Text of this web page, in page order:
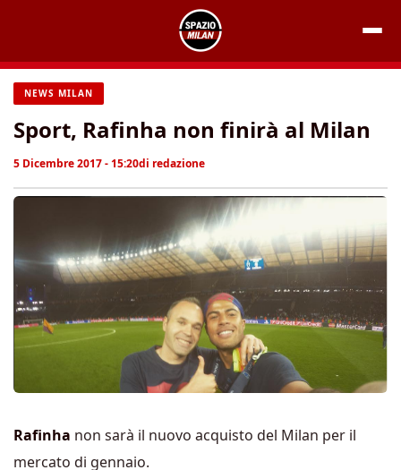
contenuto
NEWS MILAN
Sport, Rafinha non finirà al Milan
5 Dicembre 2017 - 15:20di redazione
Rafinha non sarà il nuovo acquisto del Milan per il
mercato di gennaio.